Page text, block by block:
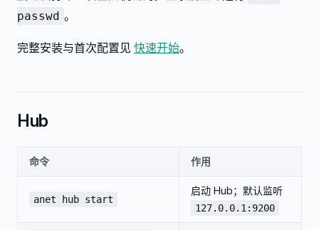
passwd 。
完整安装与首次配置见 快速开始。
Hub
命令 作用
anet hub start
启动 Hub；默认监听
127.0.0.1:9200